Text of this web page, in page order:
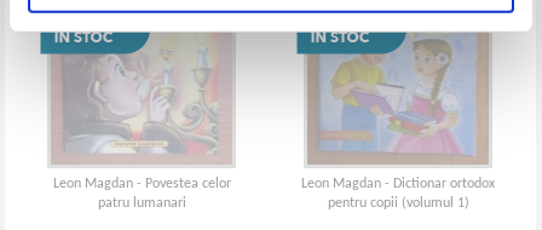
Leon Magdan - Povestea celor
patru lumanari
Leon Magdan - Dictionar ortodox
pentru copii (volumul 1)